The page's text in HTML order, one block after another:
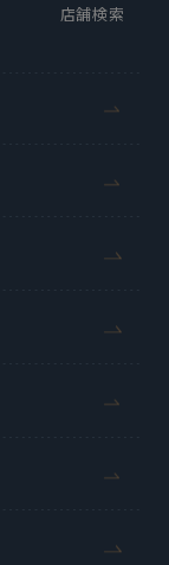
店舗検索